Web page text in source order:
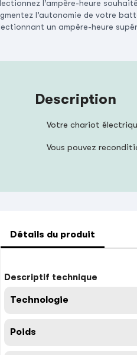
l’ampère-heure
l’autonomie de votre
un ampère-heure
Description
Votre chariot
Vous pouvez
Détails du produit
Descriptif technique
Technologie
Poids